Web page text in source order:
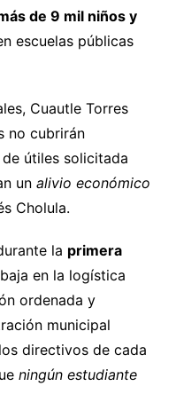
de 9 mil niños y
escuelas públicas
Cuautle Torres
no cubrirán
útiles solicitada
un alivio económico
Cholula.
la primera
en la logística
ordenada y
municipal
directivos de cada
ningún estudiante